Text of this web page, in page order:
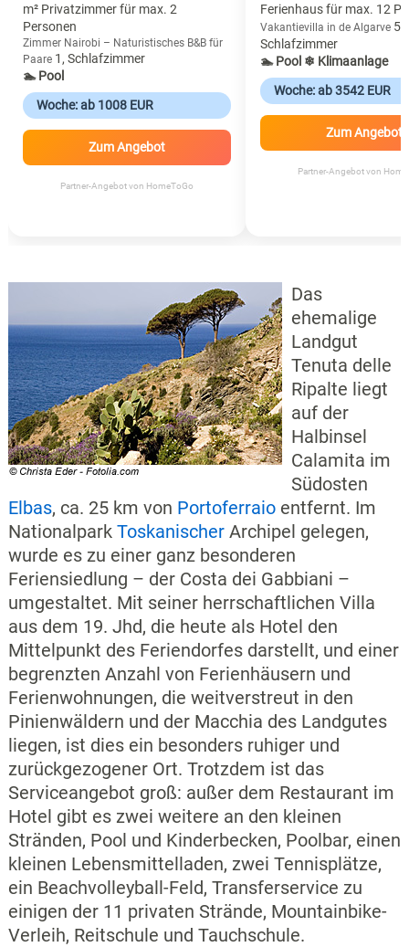
m² Privatzimmer für max. 2
Personen
Zimmer Nairobi – Naturistisches B&B für
Paare1, Schlafzimmer
🏊 Pool
Woche: ab 1008 EUR
Zum Angebot
Partner-Angebot von HomeToGo
Ferienhaus für max. 12
Vakantievilla in de Algarve5,
Schlafzimmer
🏊 Pool ❄ Klimaanlage
Woche: ab 3542 EUR
Zum Angebot
Partner-Angebot von
Das
ehemalige
Landgut
Tenuta delle
Ripalte liegt
auf der
Halbinsel
Calamita im
Südosten
Elbas, ca. 25 km von Portoferraioentfernt. Im
Nationalpark ToskanischerArchipel gelegen,
wurde es zu einer ganz besonderen
Feriensiedlung – der Costa dei Gabbiani –
umgestaltet. Mit seiner herrschaftlichen Villa
aus dem 19. Jhd, die heute als Hotel den
Mittelpunkt des Feriendorfes darstellt, und einer
begrenzten Anzahl von Ferienhäusern und
Ferienwohnungen, die weitverstreut in den
Pinienwäldern und der Macchia des Landgutes
liegen, ist dies ein besonders ruhiger und
zurückgezogener Ort. Trotzdem ist das
Serviceangebot groß: außer dem Restaurant im
Hotel gibt es zwei weitere an den kleinen
Stränden, Pool und Kinderbecken, Poolbar, einen
kleinen Lebensmittelladen, zwei Tennisplätze,
ein Beachvolleyball-Feld, Transferservice zu
einigen der 11 privaten Strände, Mountainbike-
Verleih, Reitschule und Tauchschule.